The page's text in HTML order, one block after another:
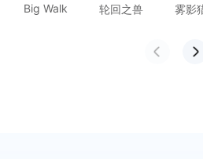
Big Walk 轮回之兽 雾影